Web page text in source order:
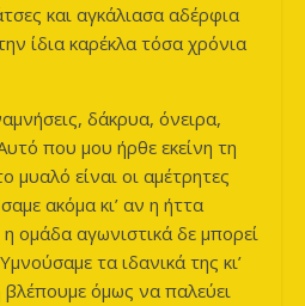
και αγκάλιασα αδέρφια
ίδια καρέκλα τόσα χρόνια
δάκρυα, όνειρα,
που μου ήρθε εκείνη τη
μυαλό είναι οι αμέτρητες
ακόμα κι’ αν η ήττα
ομάδα αγωνιστικά δε μπορεί
τα ιδανικά της κι’
όμως να παλεύει